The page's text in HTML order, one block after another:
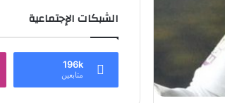
الشبكات الإجتماعية
196k
متابعين